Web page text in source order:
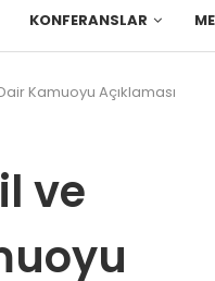
KONFERANSLAR
Kamuoyu Açıklaması
ve